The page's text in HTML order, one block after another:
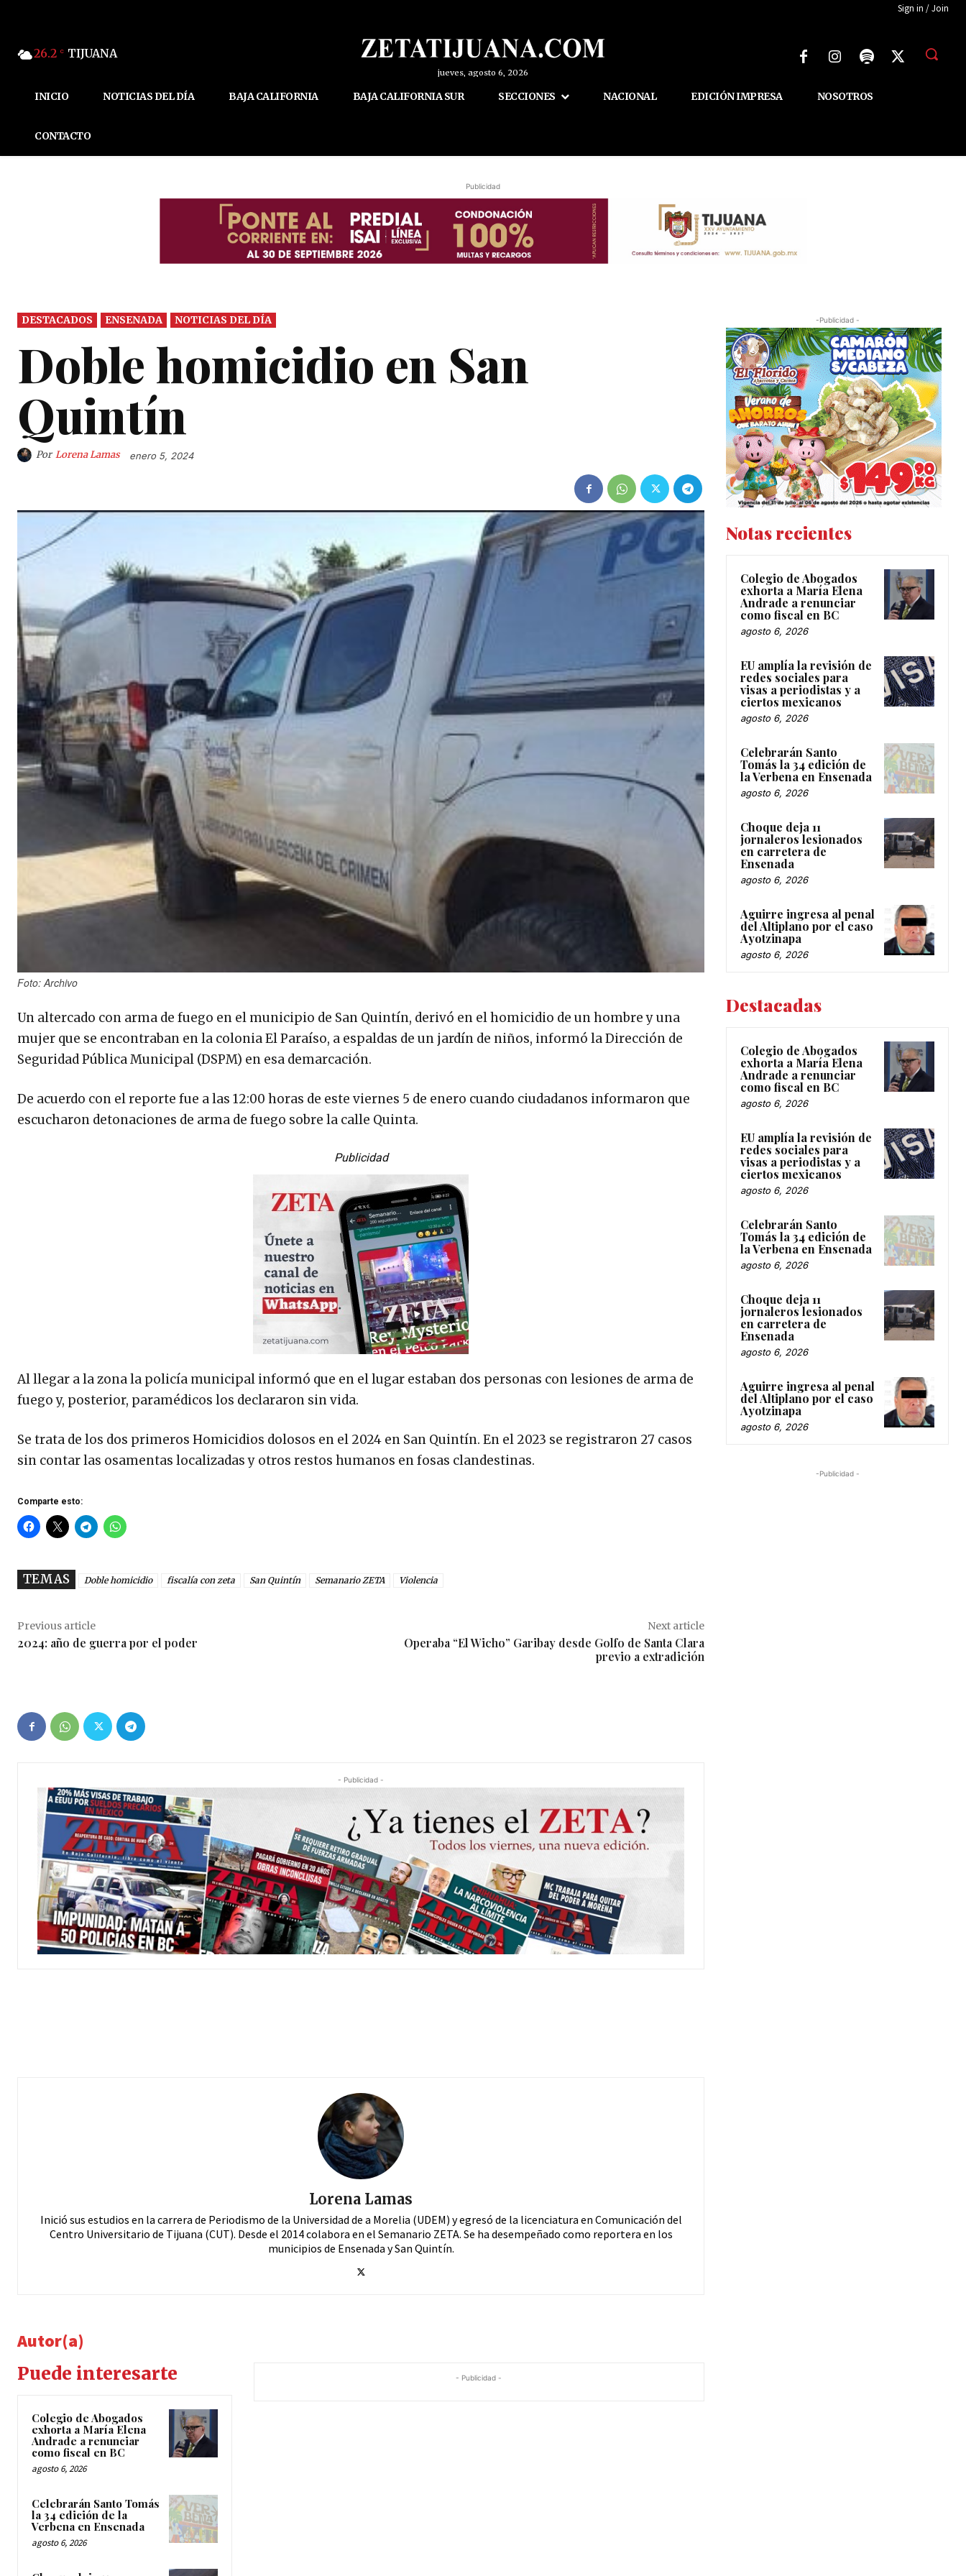
Sign in / Join
26.2 C TIJUANA
jueves, agosto 6, 2026
INICIO NOTICIAS DEL DÍA BAJA CALIFORNIA BAJA CALIFORNIA SUR SECCIONES NACIONAL EDICIÓN IMPRESA NOSOTROS
CONTACTO
Publicidad
DESTACADOS ENSENADA NOTICIAS DEL DÍA
Doble homicidio en San
Quintín
Por Lorena Lamas enero 5, 2024
Foto: Archivo
Un altercado con arma de fuego en el municipio de San Quintín, derivó en el homicidio de un hombre y una
mujer que se encontraban en la colonia El Paraíso, a espaldas de un jardín de niños, informó la Dirección de
Seguridad Pública Municipal (DSPM) en esa demarcación.
De acuerdo con el reporte fue a las 12:00 horas de este viernes 5 de enero cuando ciudadanos informaron que
escucharon detonaciones de arma de fuego sobre la calle Quinta.
Publicidad
Al llegar a la zona la policía municipal informó que en el lugar estaban dos personas con lesiones de arma de
fuego y, posterior, paramédicos los declararon sin vida.
Se trata de los dos primeros Homicidios dolosos en el 2024 en San Quintín. En el 2023 se registraron 27 casos
sin contar las osamentas localizadas y otros restos humanos en fosas clandestinas.
Comparte esto:
TEMAS Doble homicidio fiscalía con zeta San Quintín Semanario ZETA Violencia
Previous article
2024: año de guerra por el poder
Next article
Operaba “El Wicho” Garibay desde Golfo de Santa Clara
previo a extradición
- Publicidad -
Lorena Lamas
Inició sus estudios en la carrera de Periodismo de la Universidad de a Morelia (UDEM) y egresó de la licenciatura en Comunicación del
Centro Universitario de Tijuana (CUT). Desde el 2014 colabora en el Semanario ZETA. Se ha desempeñado como reportera en los
municipios de Ensenada y San Quintín.
Autor(a)
Puede interesarte
Colegio de Abogados
exhorta a María Elena
Andrade a renunciar
como fiscal en BC
agosto 6, 2026
Celebrarán Santo Tomás
la 34 edición de la
Verbena en Ensenada
agosto 6, 2026
- Publicidad -
-Publicidad -
Notas recientes
Colegio de Abogados
exhorta a María Elena
Andrade a renunciar
como fiscal en BC
agosto 6, 2026
EU amplía la revisión de
redes sociales para
visas a periodistas y a
ciertos mexicanos
agosto 6, 2026
Celebrarán Santo
Tomás la 34 edición de
la Verbena en Ensenada
agosto 6, 2026
Choque deja 11
jornaleros lesionados
en carretera de
Ensenada
agosto 6, 2026
Aguirre ingresa al penal
del Altiplano por el caso
Ayotzinapa
agosto 6, 2026
Destacadas
Colegio de Abogados
exhorta a María Elena
Andrade a renunciar
como fiscal en BC
agosto 6, 2026
EU amplía la revisión de
redes sociales para
visas a periodistas y a
ciertos mexicanos
agosto 6, 2026
Celebrarán Santo
Tomás la 34 edición de
la Verbena en Ensenada
agosto 6, 2026
Choque deja 11
jornaleros lesionados
en carretera de
Ensenada
agosto 6, 2026
Aguirre ingresa al penal
del Altiplano por el caso
Ayotzinapa
agosto 6, 2026
-Publicidad -